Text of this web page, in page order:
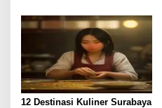
12 Destinasi Kuliner Surabaya